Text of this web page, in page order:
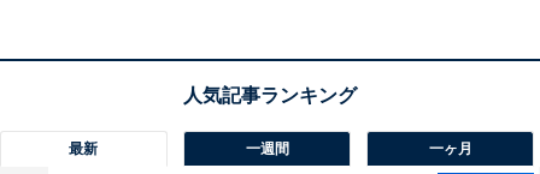
ⒸDisney
最新 一週間 一ヶ月